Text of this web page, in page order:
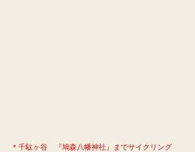
＊千駄ヶ谷　『鳩森八幡神社』までサイクリング